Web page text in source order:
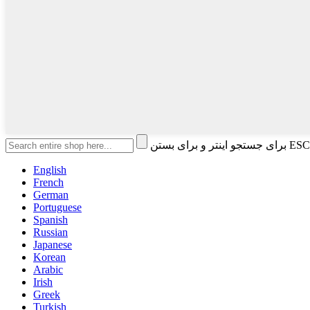
English
French
German
Portuguese
Spanish
Russian
Japanese
Korean
Arabic
Irish
Greek
Turkish